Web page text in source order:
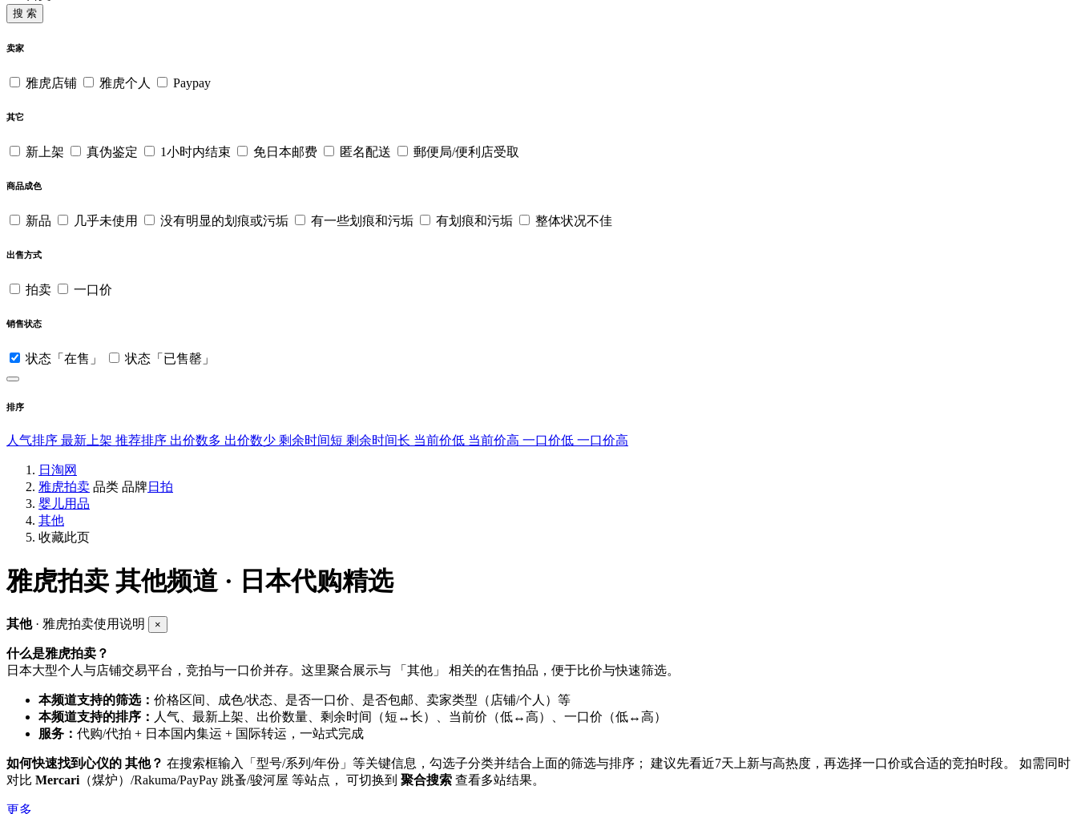
搜 索
卖家
雅虎店铺 雅虎个人 Paypay
其它
新上架 真伪鉴定 1小时内结束 免日本邮费 匿名配送 郵便局/便利店受取
商品成色
新品 几乎未使用 没有明显的划痕或污垢 有一些划痕和污垢 有划痕和污垢 整体状况不佳
出售方式
拍卖 一口价
销售状态
状态「在售」 状态「已售罄」
排序
人气排序 最新上架 推荐排序 出价数多 出价数少 剩余时间短 剩余时间长 当前价低 当前价高 一口价低 一口价高
日淘网
雅虎拍卖 品类 品牌日拍
婴儿用品
其他
收藏此页
雅虎拍卖 其他频道 · 日本代购精选
其他· 雅虎拍卖使用说明 ×
什么是雅虎拍卖？
日本大型个人与店铺交易平台，竞拍与一口价并存。这里聚合展示与 「其他」 相关的在售拍品，便于比价与快速筛选。
本频道支持的筛选： 价格区间、成色/状态、是否一口价、是否包邮、卖家类型（店铺/个人）等
本频道支持的排序： 人气、最新上架、出价数量、剩余时间（短↔长）、当前价（低↔高）、一口价（低↔高）
服务： 代购/代拍 + 日本国内集运 + 国际转运，一站式完成
如何快速找到心仪的 其他？ 在搜索框输入「型号/系列/年份」等关键信息，勾选子分类并结合上面的筛选与排序； 建议先看近7天上新与高热度，再选择一口价或合适的竞拍时段。 如需同时
对比 Mercari （煤炉）/Rakuma/PayPay 跳蚤/骏河屋 等站点， 可切换到 聚合搜索 查看多站结果。
更多